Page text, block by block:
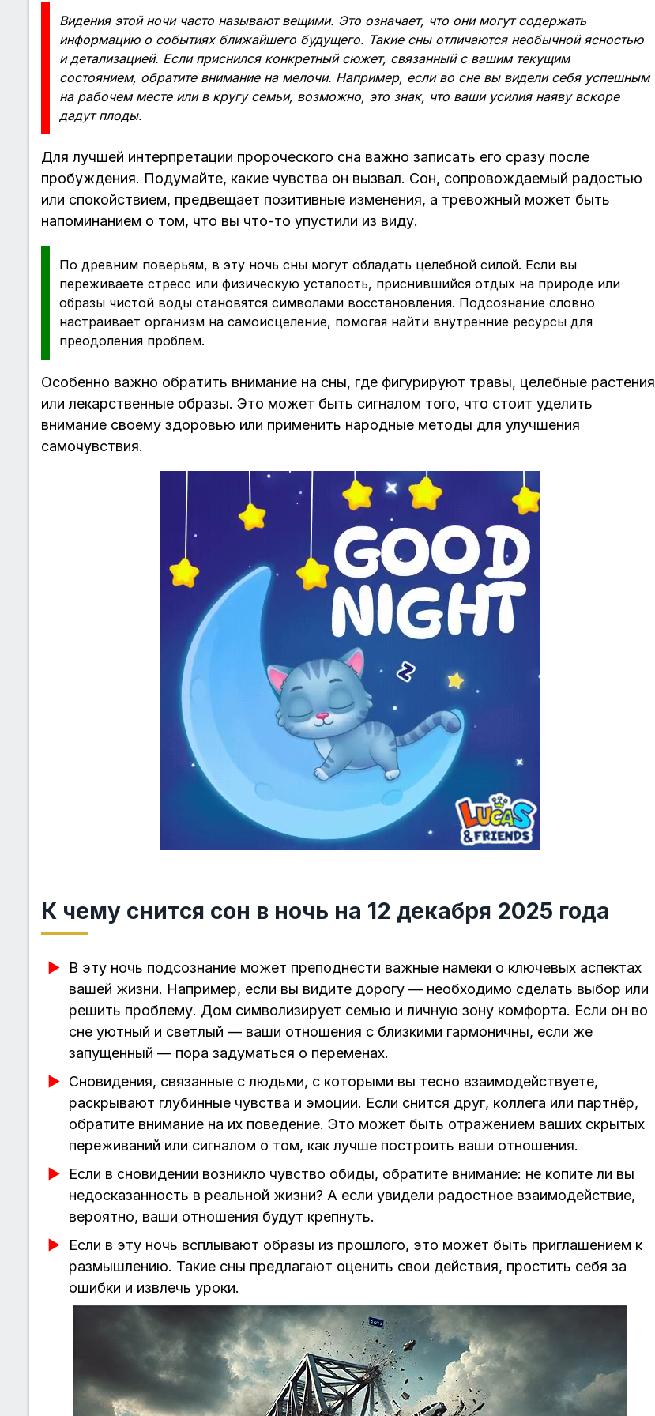
Видения этой ночи часто называют вещими. Это означает, что они могут содержать
информацию о событиях ближайшего будущего. Такие сны отличаются необычной ясностью
и детализацией. Если приснился конкретный сюжет, связанный с вашим текущим
состоянием, обратите внимание на мелочи. Например, если во сне вы видели себя успешным
на рабочем месте или в кругу семьи, возможно, это знак, что ваши усилия наяву вскоре
дадут плоды.
Для лучшей интерпретации пророческого сна важно записать его сразу после
пробуждения. Подумайте, какие чувства он вызвал. Сон, сопровождаемый радостью
или спокойствием, предвещает позитивные изменения, а тревожный может быть
напоминанием о том, что вы что-то упустили из виду.
По древним поверьям, в эту ночь сны могут обладать целебной силой. Если вы
переживаете стресс или физическую усталость, приснившийся отдых на природе или
образы чистой воды становятся символами восстановления. Подсознание словно
настраивает организм на самоисцеление, помогая найти внутренние ресурсы для
преодоления проблем.
Особенно важно обратить внимание на сны, где фигурируют травы, целебные растения
или лекарственные образы. Это может быть сигналом того, что стоит уделить
внимание своему здоровью или применить народные методы для улучшения
самочувствия.
К чему снится сон в ночь на 12 декабря 2025 года
В эту ночь подсознание может преподнести важные намеки о ключевых аспектах
вашей жизни. Например, если вы видите дорогу — необходимо сделать выбор или
решить проблему. Дом символизирует семью и личную зону комфорта. Если он во
сне уютный и светлый — ваши отношения с близкими гармоничны, если же
запущенный — пора задуматься о переменах.
Сновидения, связанные с людьми, с которыми вы тесно взаимодействуете,
раскрывают глубинные чувства и эмоции. Если снится друг, коллега или партнёр,
обратите внимание на их поведение. Это может быть отражением ваших скрытых
переживаний или сигналом о том, как лучше построить ваши отношения.
Если в сновидении возникло чувство обиды, обратите внимание: не копите ли вы
недосказанность в реальной жизни? А если увидели радостное взаимодействие,
вероятно, ваши отношения будут крепнуть.
Если в эту ночь всплывают образы из прошлого, это может быть приглашением к
размышлению. Такие сны предлагают оценить свои действия, простить себя за
ошибки и извлечь уроки.